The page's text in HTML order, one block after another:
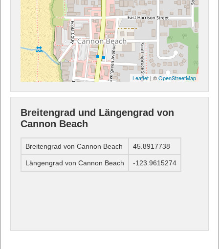
Leaflet | ©OpenStreetMap
Breitengrad und Längengrad von
Cannon Beach
Breitengrad von Cannon Beach 45.8917738
Längengrad von Cannon Beach -123.9615274